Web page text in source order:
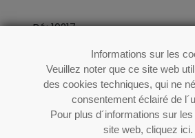
Informations sur les
Veuillez noter que ce site web
des cookies techniques, qui ne
consentement éclairé de
Pour plus d´informations sur
site web, cliquez ici.
Ré: 10217